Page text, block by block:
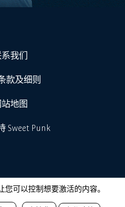
我们
款及细则
地图
Sweet Punk
您可以控制想要激活的内容。